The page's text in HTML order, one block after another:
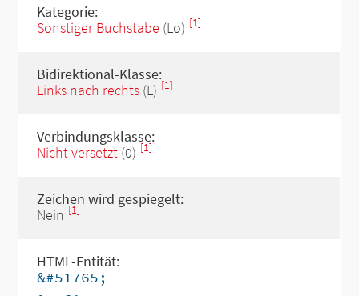
Kategorie:
Sonstiger Buchstabe (Lo) [1]
Bidirektional-Klasse:
Links nach rechts(L) [1]
Verbindungsklasse:
Nicht versetzt(0) [1]
Zeichen wird gespiegelt:
Nein [1]
HTML-Entität:
&#51765;